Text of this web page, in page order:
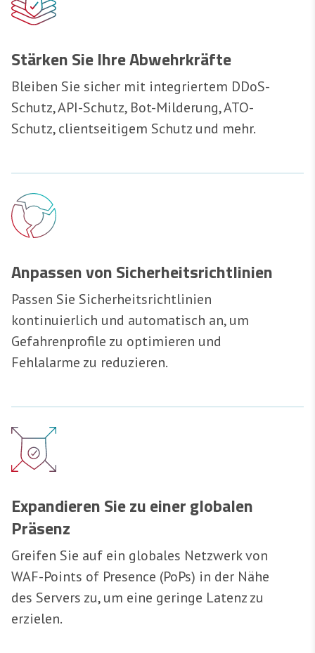
Stärken Sie Ihre Abwehrkräfte
Bleiben Sie sicher mit integriertem DDoS-
Schutz, API-Schutz, Bot-Milderung, ATO-
Schutz, clientseitigem Schutz und mehr.
Anpassen von Sicherheitsrichtlinien
Passen Sie Sicherheitsrichtlinien
kontinuierlich und automatisch an, um
Gefahrenprofile zu optimieren und
Fehlalarme zu reduzieren.
Expandieren Sie zu einer globalen
Präsenz
Greifen Sie auf ein globales Netzwerk von
WAF-Points of Presence (PoPs) in der Nähe
des Servers zu, um eine geringe Latenz zu
erzielen.